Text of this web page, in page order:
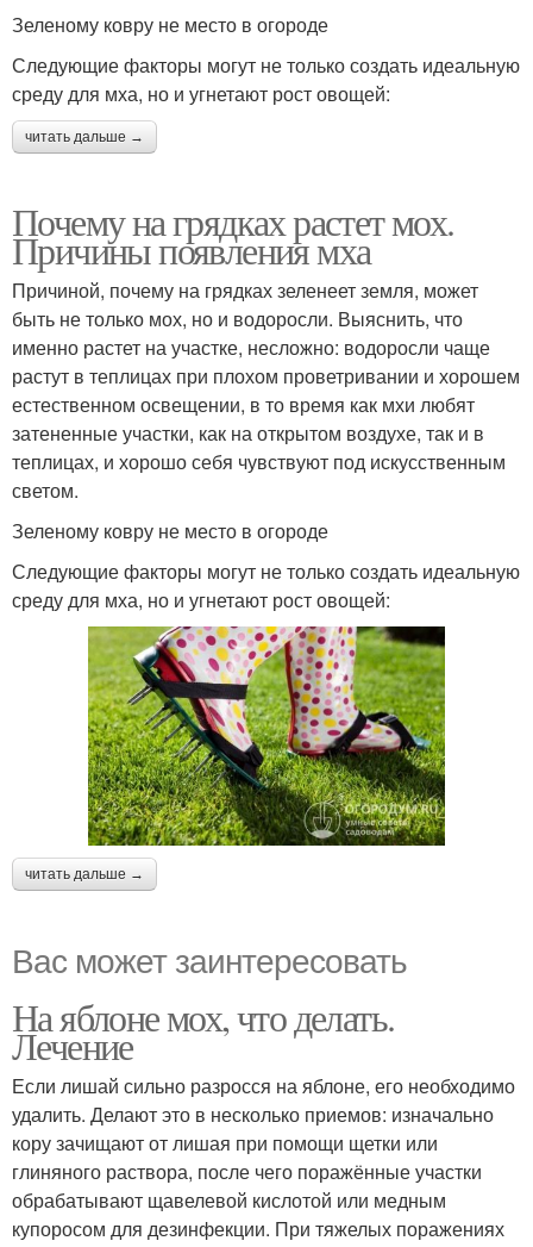
Зеленому ковру не место в огороде
Следующие факторы могут не только создать идеальную
среду для мха, но и угнетают рост овощей:
читать дальше →
Почему на грядках растет мох.
Причины появления мха
Причиной, почему на грядках зеленеет земля, может
быть не только мох, но и водоросли. Выяснить, что
именно растет на участке, несложно: водоросли чаще
растут в теплицах при плохом проветривании и хорошем
естественном освещении, в то время как мхи любят
затененные участки, как на открытом воздухе, так и в
теплицах, и хорошо себя чувствуют под искусственным
светом.
Зеленому ковру не место в огороде
Следующие факторы могут не только создать идеальную
среду для мха, но и угнетают рост овощей:
читать дальше →
Вас может заинтересовать
На яблоне мох, что делать.
Лечение
Если лишай сильно разросся на яблоне, его необходимо
удалить. Делают это в несколько приемов: изначально
кору зачищают от лишая при помощи щетки или
глиняного раствора, после чего поражённые участки
обрабатывают щавелевой кислотой или медным
купоросом для дезинфекции. При тяжелых поражениях